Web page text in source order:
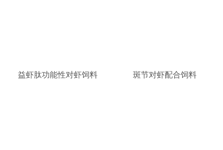
益虾肽功能性对虾饲料 斑节对虾配合饲料